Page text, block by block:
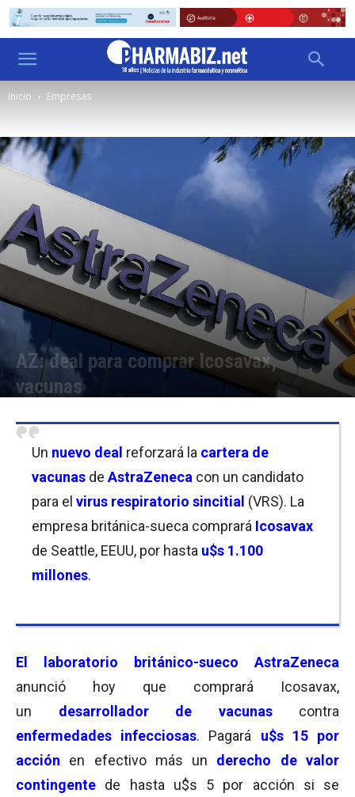
Inicio Empresas
AZ: deal para comprar Icosavax,
vacunas
Un nuevo deal reforzará la cartera de
vacunas de AstraZeneca con un candidato
para el virus respiratorio sincitial (VRS). La
empresa británica-sueca comprará Icosavax
de Seattle, EEUU, por hasta u$s 1.100
millones.
El laboratorio británico-sueco
AstraZeneca
anunció hoy que comprará Icosavax,
un desarrollador de vacunascontra
enfermedades infecciosas. Pagará u$s 15 por
acción en efectivo más un derecho de valor
contingente de hasta u$s 5 por acción si se